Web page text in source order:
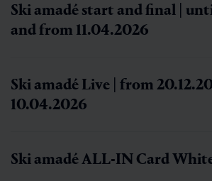
Ski amadé start and final |
and from 11.04.2026
Ski amadé Live | from
10.04.2026
Ski amadé ALL-IN Card